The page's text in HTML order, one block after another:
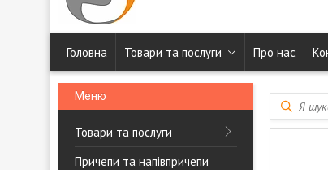
Головна Товари та послуги Про нас
Товари та послуги
Причепи та напівпричепи